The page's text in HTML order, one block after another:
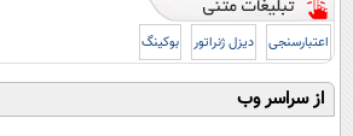
اعتبارسنجی دیزل ژنراتور بوکینگ
از سراسر وب